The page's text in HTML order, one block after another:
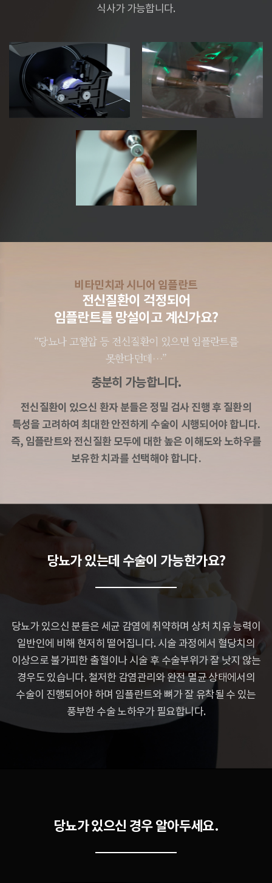
식사가 가능합니다.
비타민치과 시니어 임플란트
전신질환이 걱정되어
임플란트를 망설이고 계신가요?
“당뇨나 고혈압 등 전신질환이 있으면 임플란트를
못한다던데…”
충분히 가능합니다.
전신질환이 있으신 환자 분들은 정밀 검사 진행 후 질환의
특성을 고려하여 최대한 안전하게 수술이 시행되어야 합니다.
즉, 임플란트와 전신질환 모두에 대한 높은 이해도와 노하우를
보유한치과를 선택해야 합니다.
당뇨가 있는데 수술이 가능한가요?
당뇨가 있으신 분들은 세균 감염에 취약하며 상처 치유 능력이
일반인에 비해 현저히 떨어집니다. 시술 과정에서 혈당치의
이상으로 불가피한 출혈이나 시술 후 수술부위가 잘 낫지 않는
경우도 있습니다. 철저한 감염관리와 완전 멸균 상태에서의
수술이 진행되어야 하며 임플란트와 뼈가 잘 유착될 수 있는
풍부한 수술 노하우가 필요합니다.
당뇨가 있으신 경우 알아두세요.